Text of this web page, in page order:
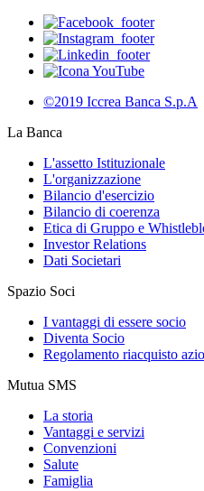
©2019 Iccrea Banca S.p.A
La Banca
L'assetto Istituzionale
L'organizzazione
Bilancio d'esercizio
Bilancio di coerenza
Etica di Gruppo e
Investor Relations
Dati Societari
Spazio Soci
I vantaggi di essere socio
Diventa Socio
Regolamento riacquisto
Mutua SMS
La storia
Vantaggi e servizi
Convenzioni
Salute
Famiglia